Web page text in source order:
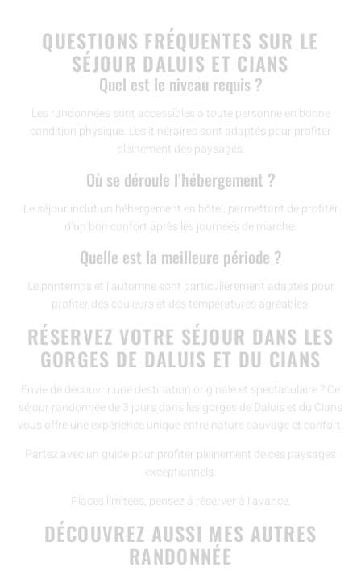
QUESTIONS FRÉQUENTES SUR LE
SÉJOUR DALUIS ET CIANS
Quel est le niveau requis ?
Les randonnées sont accessibles à toute personne en bonne
condition physique. Les itinéraires sont adaptés pour profiter
pleinement des paysages.
Où se déroule l’hébergement ?
Le séjour inclut un hébergement en hôtel, permettant de profiter
d’un bon confort après les journées de marche.
Quelle est la meilleure période ?
Le printemps et l’automne sont particulièrement adaptés pour
profiter des couleurs et des températures agréables.
RÉSERVEZ VOTRE SÉJOUR DANS LES
GORGES DE DALUIS ET DU CIANS
Envie de découvrir une destination originale et spectaculaire ? Ce
séjour randonnée de 3 jours dans les gorges de Daluis et du Cians
vous offre une expérience unique entre nature sauvage et confort.
Partez avec un guide pour profiter pleinement de ces paysages
exceptionnels.
Places limitées, pensez à réserver à l’avance.
DÉCOUVREZ AUSSI MES AUTRES
RANDONNÉE